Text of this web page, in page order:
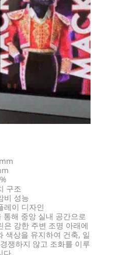
구조
비 성능
레이 디자인
해 중앙 실내 공간으로
은 강한 주변 조명 아래에
색상을 유지하여 건축, 일
쟁하지 않고 조화를 이루
다.